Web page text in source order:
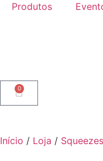
Produtos
0
Início / Loja /